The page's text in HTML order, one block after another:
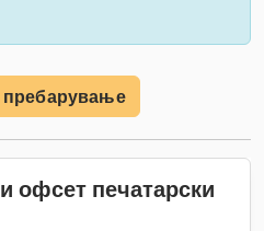
пребарување
офсет печатарски